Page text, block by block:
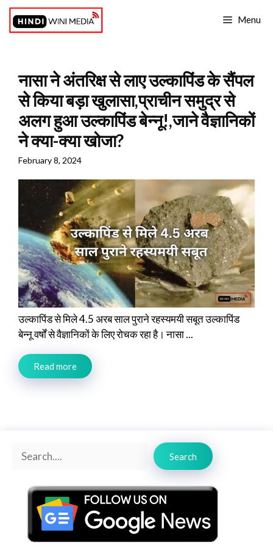
Skip
content
Menu
नासा ने अंतरिक्ष से लाए उल्कापिंड के सैंपल
से किया बड़ा खुलासा,प्राचीन समुद्र से
अलग हुआ उल्कापिंड बेन्नू!,जाने वैज्ञानिकों
ने क्या-क्या खोजा?
February 8, 2024
उल्कापिंड से मिले 4.5 अरब साल पुराने रहस्यमयी सबूत उल्कापिंड
बेन्नू वर्षों से वैज्ञानिकों के लिए रोचक रहा है। नासा ...
Read more
Search
Search